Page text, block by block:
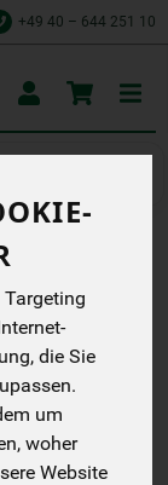
Targeting
die Sie
um
woher
Website
+49 40 – 644 251 10
--
Toggle
cart